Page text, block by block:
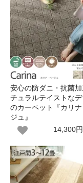
安心の防ダニ・抗菌
チュラルテイストな
のカーペット『カリ
ジュ』
14,300